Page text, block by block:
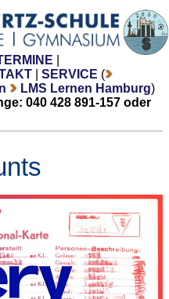
SERVICE (
LMS Lernen Hamburg)
040 428 891-157 oder